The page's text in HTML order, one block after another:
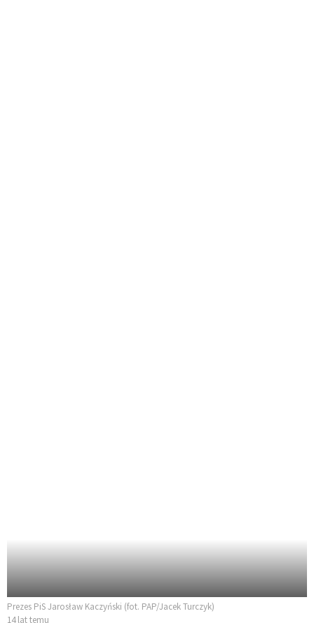
Prezes PiS Jarosław Kaczyński (fot. PAP/Jacek Turczyk)
14 lat temu